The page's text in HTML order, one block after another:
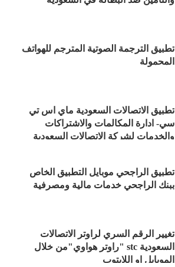
تطبيق الترجمة الصوتية المترجم للهواتف
المحمولة
تطبيق الاتصالات السعودية ماي اس تي
سي- ادارة المكالمات والاشتراكات
والخدمات لشركة الاتصالات السعودية
تطبيق الراجحي موبايل التطبيق الخاص
ببنك الراجحي خدمات مالية ومصرفية
تغيير الرقم السري لراوتر الاتصالات
السعودية stc "راوتر هواوي"من خلال
الموبايل او اللابتوب